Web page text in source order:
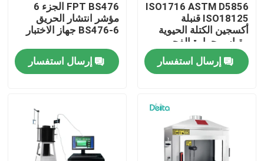
رقابة جودة
اتصل بنا
معدات الاختبار الكهربائية
معدات اختبار الحريق
ISO1716 ASTM D5856
ISO18125 قنبلة
أكسجين الكتلة الحيوية
مقياس حرارة الفحم
مقياس القيمة الحرارية
إرسال استفسار
FPT BS476 الجزء 6
مؤشر انتشار الحريق
BS476-6 جهاز الاختبار
إرسال استفسار